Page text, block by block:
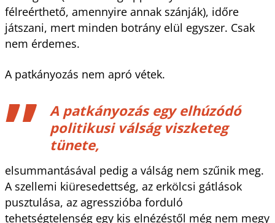
félreérthető, amennyire annak szánják), időre
játszani, mert minden botrány elül egyszer. Csak
nem érdemes.
A patkányozás nem apró vétek.
A patkányozás egy elhúzódó
politikusi válság viszketeg
tünete,
elsummantásával pedig a válság nem szűnik meg.
A szellemi kiüresedettség, az erkölcsi gátlások
pusztulása, az agresszióba forduló
tehetségtelenség egy kis elnézéstől még nem megy